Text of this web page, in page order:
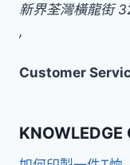
新界荃灣橫龍街
,
Customer
KNOWLEDGE